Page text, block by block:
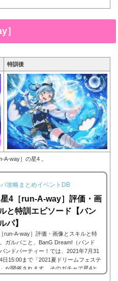
菜 星4［自分で切り拓く道］。今回
ップ/クリックで画像拡大可能■特訓前
テータス名前...
］
特訓後
A-way］の星4 。
攻略まとめイベントDB
4［run-A-way］評価・画
と特訓エピソード【バン
パ】
run-A-way］評価・画像とスキルと特
ガルパこと、BanG Dream!（バンド
ンドパーティー！では、2021年7月31
日15:00まで「2021夏ドリームフェステ
が開催されます。そのガチャで星4と